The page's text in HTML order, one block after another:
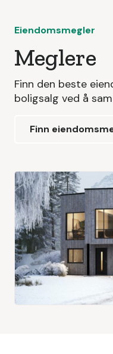
Eiendomsmegler
Meglere
Finn den beste
boligsalg ved å
Finn